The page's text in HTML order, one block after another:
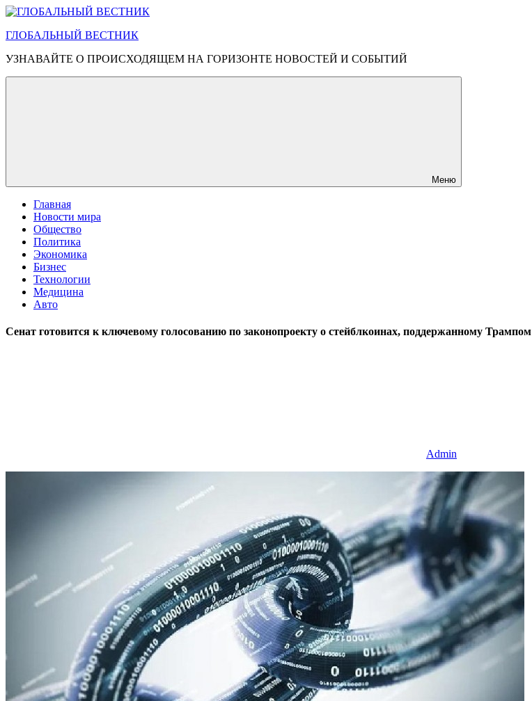
Перейти
содержимому
ГЛОБАЛЬНЫЙ ВЕСТНИК
УЗНАВАЙТЕ О ПРОИСХОДЯЩЕМ НА ГОРИЗОНТЕ НОВОСТЕЙ И СОБЫТИЙ
Меню
Главная
Новости мира
Общество
Политика
Экономика
Бизнес
Технологии
Медицина
Авто
Сенат готовится к ключевому голосованию по законопроекту о стейблкоинах, поддержанному Трампом
Admin